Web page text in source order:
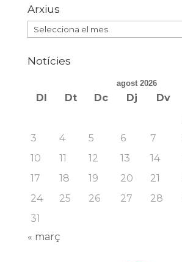
Arxius
Arxius
Notícies
agost 2026
Dl Dt Dc Dj Dv
3
4 5 6 7
10
11 12 13 14
17
18 19 20 21
24
25 26 27 28
31
« març